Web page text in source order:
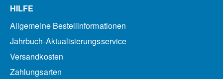
HILFE
Allgemeine Bestellinformationen
Jahrbuch-Aktualisierungsservice
Versandkosten
Zahlungsarten